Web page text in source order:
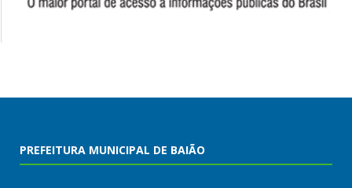
PREFEITURA MUNICIPAL DE BAIÃO